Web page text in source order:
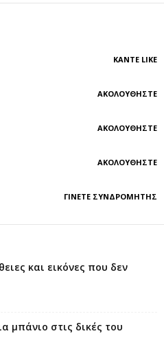
ΚΆΝΤΕ LIKE
ΑΚΟΛΟΥΘΉΣΤΕ
ΑΚΟΛΟΥΘΉΣΤΕ
ΑΚΟΛΟΥΘΉΣΤΕ
ΓΊΝΕΤΕ ΣΥΝΔΡΟΜΗΤΉΣ
και εικόνες που δεν
μπάνιο στις δικές του